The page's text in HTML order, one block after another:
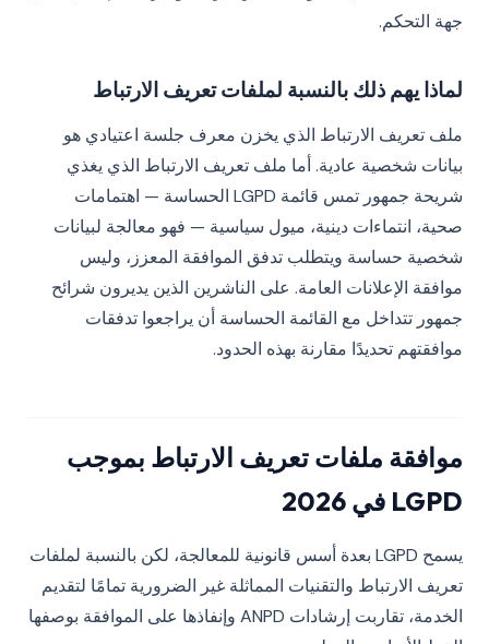
جهة التحكم.
لماذا يهم ذلك بالنسبة لملفات تعريف الارتباط
ملف تعريف الارتباط الذي يخزن معرف جلسة اعتيادي هو
بيانات شخصية عادية. أما ملف تعريف الارتباط الذي يغذي
شريحة جمهور تمس قائمة LGPD الحساسة — اهتمامات
صحية، انتماءات دينية، ميول سياسية — فهو معالجة لبيانات
شخصية حساسة ويتطلب تدفق الموافقة المعزز، وليس
موافقة الإعلانات العامة. على الناشرين الذين يديرون شرائح
جمهور تتداخل مع القائمة الحساسة أن يراجعوا تدفقات
موافقتهم تحديدًا مقارنة بهذه الحدود.
موافقة ملفات تعريف الارتباط بموجب
LGPD في 2026
يسمح LGPD بعدة أسس قانونية للمعالجة، لكن بالنسبة لملفات
تعريف الارتباط والتقنيات المماثلة غير الضرورية تمامًا لتقديم
الخدمة، تقاربت إرشادات ANPD وإنفاذها على الموافقة بوصفها